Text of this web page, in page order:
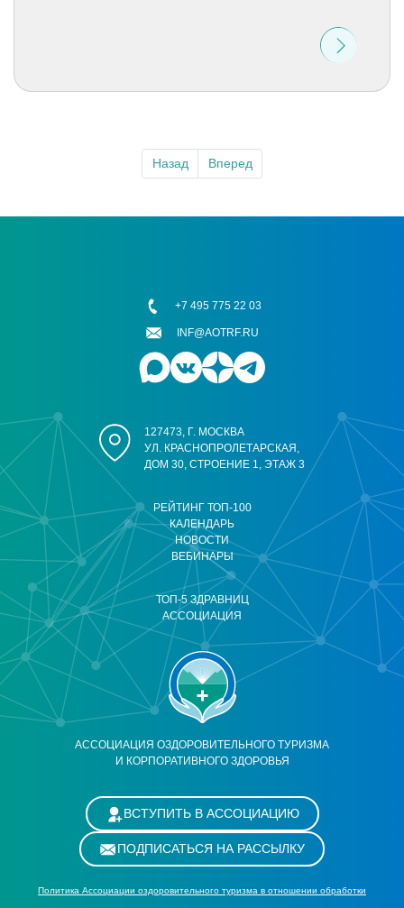
Назад Вперед
АССОЦИАЦИЯ ОЗДОРОВИТЕЛЬНОГО ТУРИЗМА
И КОРПОРАТИВНОГО ЗДОРОВЬЯ
РЕЙТИНГ ТОП-100
КАЛЕНДАРЬ
НОВОСТИ
ВЕБИНАРЫ
ТОП-5 ЗДРАВНИЦ
АССОЦИАЦИЯ
127473, Г. МОСКВА
УЛ. КРАСНОПРОЛЕТАРСКАЯ,
ДОМ 30, СТРОЕНИЕ 1, ЭТАЖ 3
+7 495 775 22 03
INF@AOTRF.RU
ВСТУПИТЬ В АССОЦИАЦИЮ
ПОДПИСАТЬСЯ НА РАССЫЛКУ
Политика Ассоциации оздоровительного туризма в отношении обработки